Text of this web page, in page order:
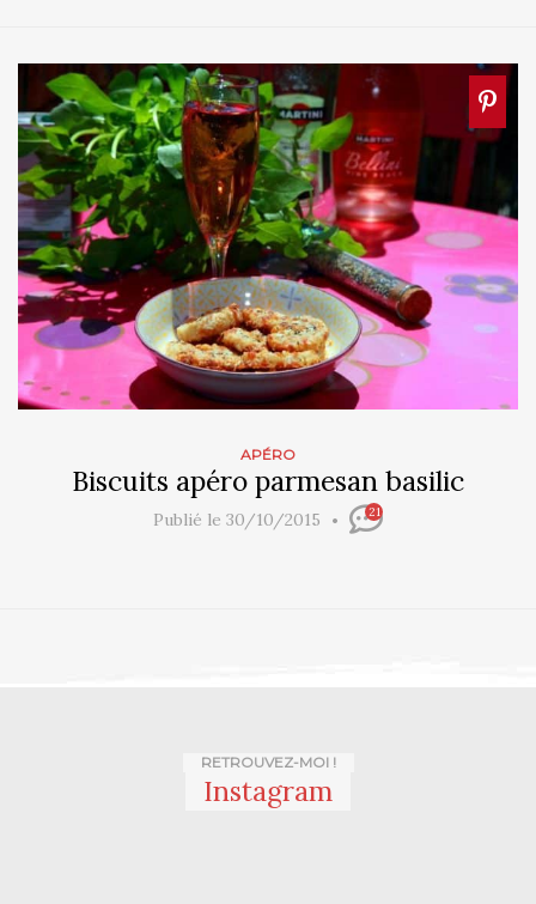
APÉRO
Biscuits apéro parmesan basilic
Publié le 30/10/2015 21
RETROUVEZ-MOI !
Instagram